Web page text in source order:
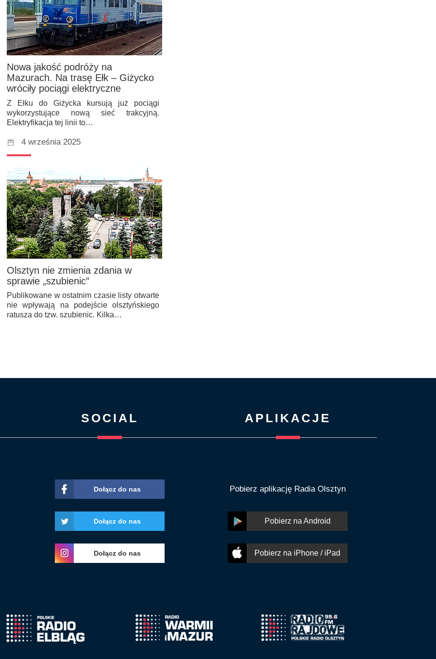
Nowa jakość podróży na
Mazurach. Na trasę Ełk – Giżycko
wróciły pociągi elektryczne
Z Ełku do Giżycka kursują już pociągi
wykorzystujące nową sieć trakcyjną.
Elektryfikacja tej linii to…
4 września 2025
Olsztyn nie zmienia zdania w
sprawie „szubienic”
Publikowane w ostatnim czasie listy otwarte
nie wpływają na podejście olsztyńskiego
ratusza do tzw. szubienic. Kilka…
SOCIAL
Dołącz do nas
Dołącz do nas
Dołącz do nas
APLIKACJE
Pobierz aplikację Radia Olsztyn
Pobierz na Android
Pobierz na iPhone / iPad